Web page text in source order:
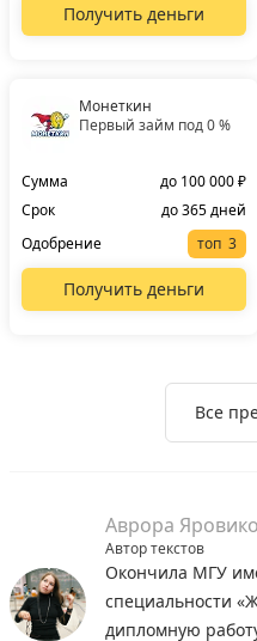
Получить деньги
Монеткин
Первый займ под 0 %
Сумма
до 100 000 ₽
Срок
до 365 дней
Одобрение
топ
Получить деньги
Все
Аврора
Автор текстов
Окончила МГУ
специальности
дипломную